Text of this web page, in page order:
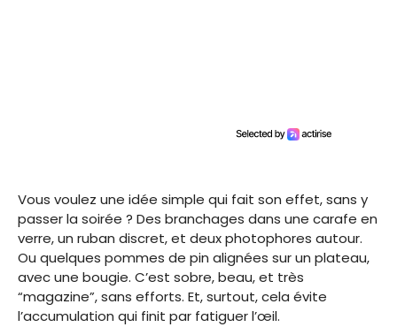
Vous voulez une idée simple qui fait son effet, sans y
passer la soirée ? Des branchages dans une carafe en
verre, un ruban discret, et deux photophores autour.
Ou quelques pommes de pin alignées sur un plateau,
avec une bougie. C’est sobre, beau, et très
“magazine”, sans efforts. Et, surtout, cela évite
l’accumulation qui finit par fatiguer l’œil.